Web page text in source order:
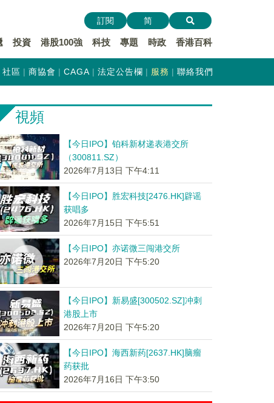
投資 港股100強 科技 專題 時政 香港百科
訂閱 简
社區 商協會 CAGA 法定公告欄 服務 聯絡我們
視頻
【今日IPO】铂科新材递表港交所
（300811.SZ）
2026年7月13日 下午4:11
【今日IPO】胜宏科技[2476.HK]辟谣
获唱多
2026年7月15日 下午5:51
【今日IPO】亦诺微三闯港交所
2026年7月20日 下午5:20
【今日IPO】新易盛[300502.SZ]冲刺
港股上市
2026年7月20日 下午5:20
【今日IPO】海西新药[2637.HK]脑瘤
药获批
2026年7月16日 下午3:50